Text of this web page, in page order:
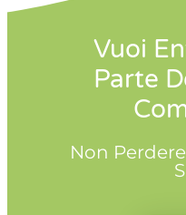
Vuoi
Parte
Non